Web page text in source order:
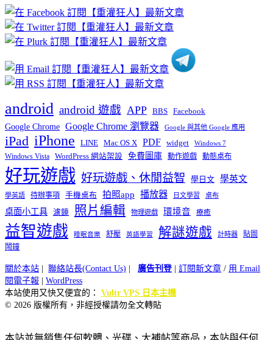
章
分
類
android android 遊戲 APP BBS Facebook
Google Chrome Google Chrome 瀏覽器 Google 與其他 Google 應用
iPad iPhone LINE Mac OS X PDF widget Windows 7
Windows Vista WordPress 網站架設 免費圖庫 動作遊戲 動態桌布
好玩遊戲 好玩遊戲、休閒益智 學日文 學英文
學英語 待辦事項 手機桌布 拍照app 播放器 日文學習 桌布
桌面小工具 濾鏡 照片編輯 物理遊戲 環境音 療癒
益智遊戲 睡眠音樂 舒壓 英語學習 解謎遊戲 計時器
貼圖
鬧鐘
關於本站 | 聯絡站長(Contact Us) | 廣告刊登| 訂閱新文章 / 用 Email
閱電子報 | WordPress
本站使用又快又便宜的： Vultr VPS 日本主機
© 2026 版權所有，非經授權請勿全文轉貼
本站並無銷售任何軟體、光碟、大補帖等商品，本站與任何